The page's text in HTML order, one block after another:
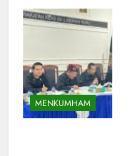
MENKUMHAM